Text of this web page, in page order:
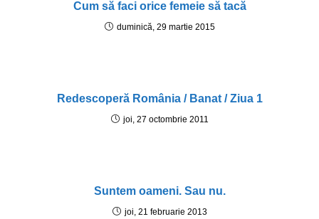
Cum să faci orice femeie să tacă
duminică, 29 martie 2015
Redescoperă România / Banat / Ziua 1
joi, 27 octombrie 2011
Suntem oameni. Sau nu.
joi, 21 februarie 2013